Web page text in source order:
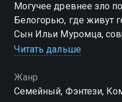
Могучее древнее зло
Белогорью, где живут
Сын Ильи Муромца,
должен раскрыть свою
Читать дальше
Жанр
Cемейный, Фэнтези,